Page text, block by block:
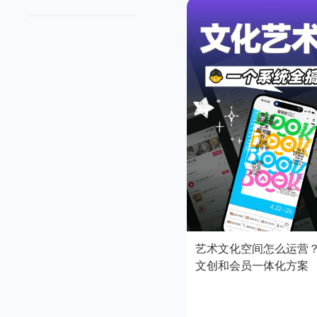
艺术文化空间怎么运营
文创和会员一体化方案